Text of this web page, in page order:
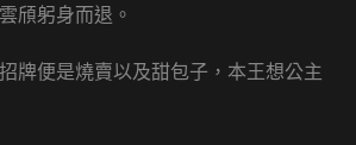
頎躬身而退。
牌便是燒賣以及甜包子，本王想公主